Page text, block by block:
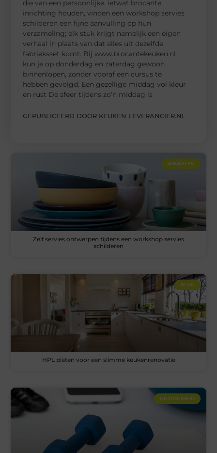
die van een persoonlijke, ietwat brocante
inrichting houden, vinden een workshop servies
schilderen een fijne aanvulling op hun
verzameling; elk stuk krijgt namelijk een eigen
verhaal in plaats van dat alles uit dezelfde
fabrieksset komt. Bij www.brocantekeuken.nl
kun je op donderdag en zaterdag gewoon
binnenlopen, zonder vooraf een cursus te
hebben gevolgd. Een gezellige middag vol kleur
en rust De sfeer tijdens zo’n middag is
GEPUBLICEERD DOOR KEUKEN LEVERANCIER.NL
WINKELEN
Zelf servies ontwerpen tijdens een workshop servies
schilderen
BLOG
HPL platen voor een slimme keukenrenovatie
GEZONDHEID